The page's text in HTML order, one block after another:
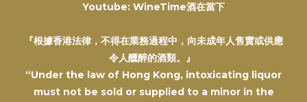
Youtube: WineTime酒在當下
『根據香港法律，不得在業務過程中，向未成年人售賣或供應
令人醺醉的酒類。』
“Under the law of Hong Kong, intoxicating liquor
must not be sold or supplied to a minor in the